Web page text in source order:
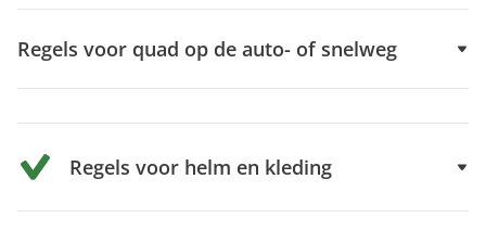
Regels voor quad op de auto- of snelweg
Regels voor helm en kleding